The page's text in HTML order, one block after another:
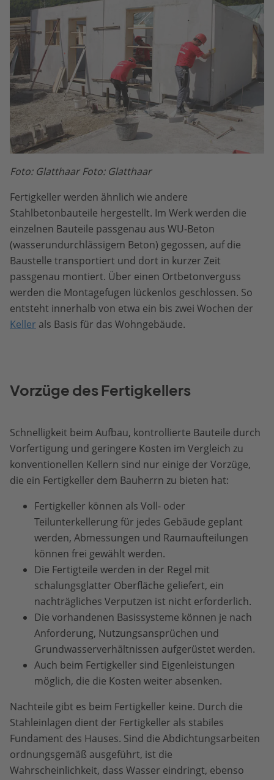
Foto: Glatthaar Foto: Glatthaar
Fertigkeller werden ähnlich wie andere
Stahlbetonbauteile hergestellt. Im Werk werden die
einzelnen Bauteile passgenau aus WU-Beton
(wasserundurchlässigem Beton) gegossen, auf die
Baustelle transportiert und dort in kurzer Zeit
passgenau montiert. Über einen Ortbetonverguss
werden die Montagefugen lückenlos geschlossen. So
entsteht innerhalb von etwa ein bis zwei Wochen der
Keller als Basis für das Wohngebäude.
Vorzüge des Fertigkellers
Schnelligkeit beim Aufbau, kontrollierte Bauteile durch
Vorfertigung und geringere Kosten im Vergleich zu
konventionellen Kellern sind nur einige der Vorzüge,
die ein Fertigkeller dem Bauherrn zu bieten hat:
Fertigkeller können als Voll- oder
Teilunterkellerung für jedes Gebäude geplant
werden, Abmessungen und Raumaufteilungen
können frei gewählt werden.
Die Fertigteile werden in der Regel mit
schalungsglatter Oberfläche geliefert, ein
nachträgliches Verputzen ist nicht erforderlich.
Die vorhandenen Basissysteme können je nach
Anforderung, Nutzungsansprüchen und
Grundwasserverhältnissen aufgerüstet werden.
Auch beim Fertigkeller sind Eigenleistungen
möglich, die die Kosten weiter absenken.
Nachteile gibt es beim Fertigkeller keine. Durch die
Stahleinlagen dient der Fertigkeller als stabiles
Fundament des Hauses. Sind die Abdichtungsarbeiten
ordnungsgemäß ausgeführt, ist die
Wahrscheinlichkeit, dass Wasser eindringt, ebenso